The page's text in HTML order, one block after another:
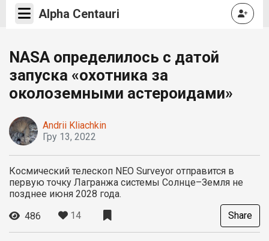
Alpha Centauri
NASA определилось с датой
запуска «охотника за
околоземными астероидами»
Andrii Kliachkin
Гру 13, 2022
Космический телескоп NEO Surveyor отправится в
первую точку Лагранжа системы Солнце–Земля не
позднее июня 2028 года.
486
14 Share